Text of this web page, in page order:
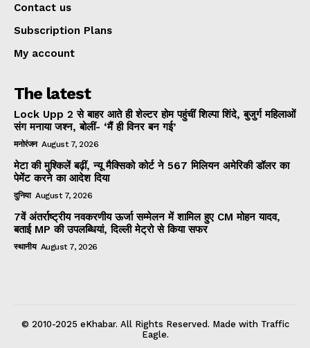
Contact us
Subscription Plans
My account
The latest
Lock Upp 2 से बाहर आते ही शेल्टर होम पहुंचीं शिल्पा शिंदे, बुजुर्ग महिलाओं
संग मनाया जश्न, बोलीं- ‘मैं ही विनर बन गई’
मनोरंजन August 7, 2026
मेटा की मुश्किलें बढ़ीं, न्यू मैक्सिको कोर्ट ने 567 मिलियन अमेरिकी डॉलर का
पेमेंट करने का आदेश दिया
दुनिया August 7, 2026
7वें अंतर्राष्ट्रीय नवकरणीय ऊर्जा सम्मेलन में शामिल हुए CM मोहन यादव,
बताई MP की उपलब्धियां, दिल्ली मेट्रो से किया सफर
स्थानीय August 7, 2026
© 2010-2025 eKhabar. All Rights Reserved. Made with Traffic
Eagle.